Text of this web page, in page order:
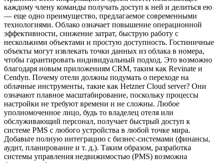
каждому члену команды получать доступ к ней и делиться ею
— еще одно преимущество, предлагаемое современными
технологиями. Облако означает повышение операционной
эффективности, снижение затрат, быструю работу с
несколькими объектами и простую доступность. Гостиничные
объекты могут извлекать точки данных из облака в номера,
чтобы гарантировать индивидуальный подход. Это возможно
благодаря новым приложениям CRM, таким как Revinate и
Cendyn. Почему отели должны подумать о переходе на
облачные инструменты, такие как Hetzner Cloud server? Они
означают плавное масштабирование, поскольку процессы
настройки не требуют времени и не сложны. Любое
уполномоченное лицо, будь то владелец отеля или
обслуживающий персонал, получает быстрый доступ к
системе PMS с любого устройства в любой точке мира.
Добавьте полную интеграцию с бизнес-системами (финансы,
аудит, планирование и т. д.). Таким образом, разработка
системы управления недвижимостью (PMS) возможна